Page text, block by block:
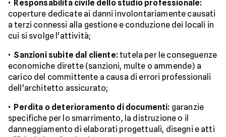
• Responsabilità civile dello studio professionale:
coperture dedicate ai danni involontariamente causati
a terzi connessi alla gestione e conduzione dei locali in
cui si svolge l'attività;
• Sanzioni subite dal cliente:tutela per le conseguenze
economiche dirette (sanzioni, multe o ammende) a
carico del committente a causa di errori professionali
dell'architetto assicurato;
• Perdita o deterioramento di documenti: garanzie
specifiche per lo smarrimento, la distruzione o il
danneggiamento di elaborati progettuali, disegni e atti